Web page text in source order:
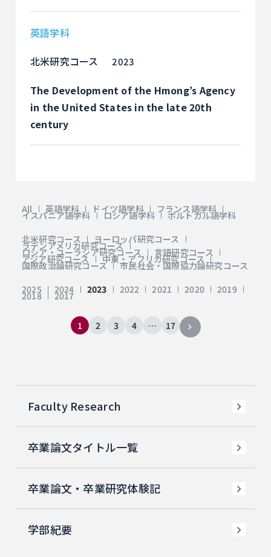
英語学科
北米研究コース
2023
The Development of the Hmong’s Agency
in the United States in the late 20th
century
All 英語学科 ドイツ語学科 フランス語学科
イスパニア語学科 ロシア語学科
ポルトガル語学科
北米研究コース
ヨーロッパ研究コース
ラテンアメリカ研究コース
ロシア・ユーラシア研究コース 言語研究コース
アジア研究コース 中東・アフリカ研究コース
国際政治論研究コース
市民社会・国際協力論研究コース
2025
2024 2023 2022 2021 2020 2019
2018 2017
1 2 3 4 … 17
Faculty Research
卒業論文タイトル一覧
卒業論文・卒業研究体験記
学部紀要